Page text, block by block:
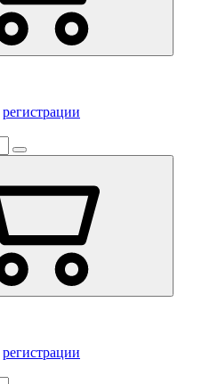
регистрации
регистрации